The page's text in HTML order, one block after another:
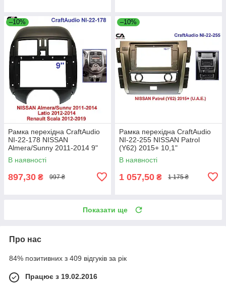
–10%
Рамка перехідна CraftAudio
NI-22-178 NISSAN
Almera/Sunny 2011-2014 9"
В наявності
897,30 ₴ 997 ₴
–10%
Рамка перехідна CraftAudio
NI-22-255 NISSAN Patrol
(Y62) 2015+ 10,1"
В наявності
1 057,50 ₴ 1 175 ₴
Показати ще
Про нас
84% позитивних з 409 відгуків за рік
Працює з 19.02.2016